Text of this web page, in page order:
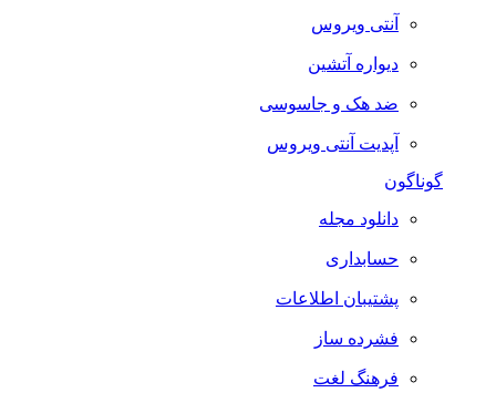
آنتی ویروس
دیواره آتشین
ضد هک و جاسوسی
آپدیت آنتی ویروس
گوناگون
دانلود مجله
حسابداری
پشتیبان اطلاعات
فشرده ساز
فرهنگ لغت